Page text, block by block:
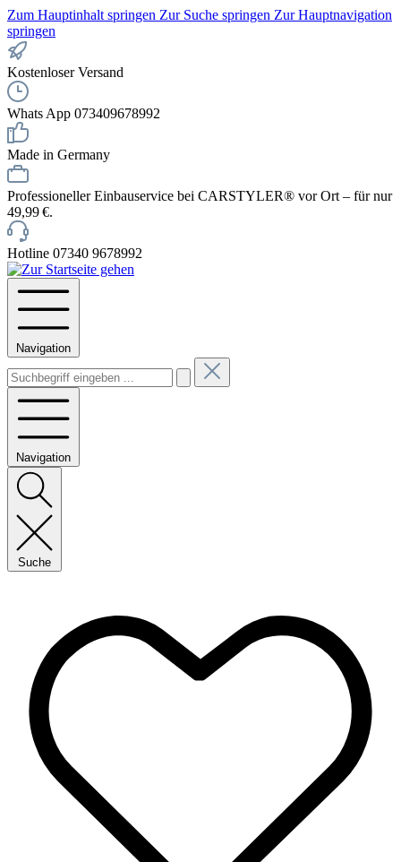
Zum Hauptinhalt springen Zur Suche springen Zur Hauptnavigation
springen
Kostenloser Versand
Whats App 073409678992
Made in Germany
Professioneller Einbauservice bei CARSTYLER® vor Ort – für nur
49,99 €.
Hotline 07340 9678992
Navigation
Navigation
Suche